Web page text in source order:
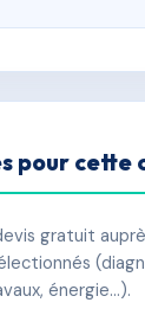
pour
gratuit
énergie…).